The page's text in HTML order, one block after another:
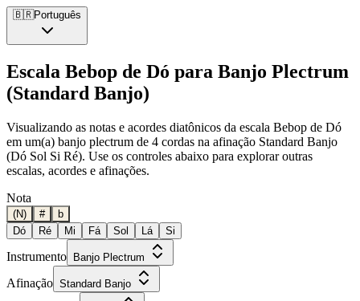
🇧🇷Português
Escala Bebop de Dó para Banjo Plectrum
(Standard Banjo)
Visualizando as notas e acordes diatônicos da escala Bebop de Dó
em um(a) banjo plectrum de 4 cordas na afinação Standard Banjo
(Dó Sol Si Ré). Use os controles abaixo para explorar outras
escalas, acordes e afinações.
Nota
(N) #
b
Dó
Ré Mi Fá Sol Lá Si
Instrumento Banjo Plectrum
Afinação Standard Banjo